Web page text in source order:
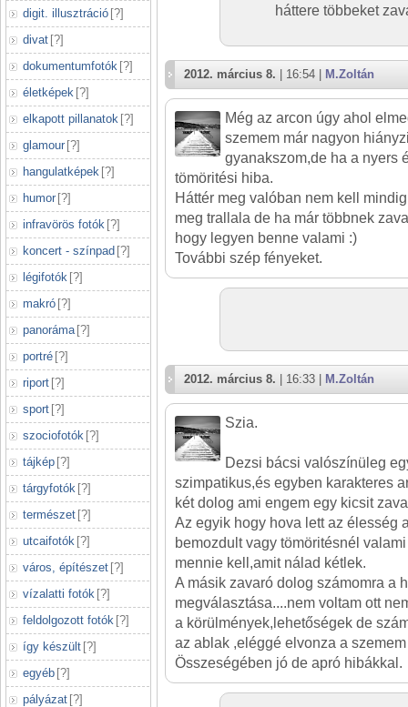
digit. illusztráció [?]
divat [?]
dokumentumfotók [?]
életképek [?]
elkapott pillanatok [?]
glamour [?]
hangulatképek [?]
humor [?]
infravörös fotók [?]
koncert - színpad [?]
légifotók [?]
makró [?]
panoráma [?]
portré [?]
riport [?]
sport [?]
szociofotók [?]
tájkép [?]
tárgyfotók [?]
természet [?]
utcaifotók [?]
város, építészet [?]
vízalatti fotók [?]
feldolgozott fotók [?]
így készült [?]
egyéb [?]
pályázat [?]
háttere többeket
2012. március 8. | 16:54 | M.Zoltán
Még az arcon úgy ahol
szemem már nagyon
gyanakszom,de ha a nyers
tömöritési hiba.
Háttér meg valóban nem kell
meg trallala de ha már többnek
hogy legyen benne valami :)
További szép fényeket.
2012. március 8. | 16:33 | M.Zoltán
Szia.
Dezsi bácsi valószínüleg
szimpatikus,és egyben karakteres
két dolog ami engem egy kicsit
Az egyik hogy hova lett az élesség
bemozdult vagy tömöritésnél
mennie kell,amit nálad kétlek.
A másik zavaró dolog számomra a
megválasztása....nem voltam ott
a körülmények,lehetőségek de
az ablak ,eléggé elvonza a
Összeségében jó de apró hibákkal.